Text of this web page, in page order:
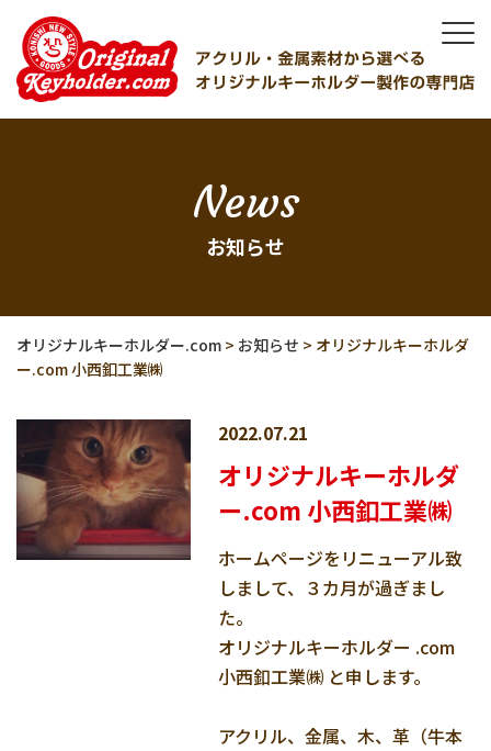
News
お知らせ
オリジナルキーホルダー.com > お知らせ > オリジナルキーホルダ
ー.com 小西釦工業㈱
2022.07.21
オリジナルキーホルダ
ー.com 小西釦工業㈱
ホームページをリニューアル致
しまして、３カ月が過ぎまし
た。
オリジナルキーホルダー .com
小西釦工業㈱ と申します。
アクリル、金属、木、革（牛本